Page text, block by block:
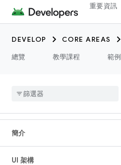
重要資訊
DEVELOP CORE AREAS
總覽
教學課程 範例
簡介
UI 架構